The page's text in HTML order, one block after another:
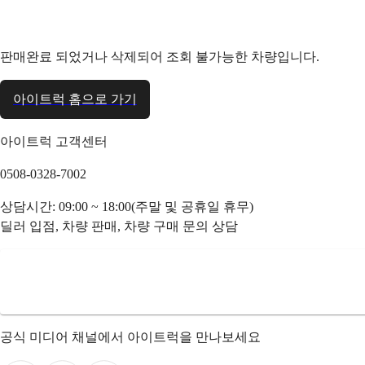
판매완료 되었거나 삭제되어 조회 불가능한 차량입니다.
아이트럭 홈으로 가기
아이트럭 고객센터
0508-0328-7002
상담시간: 09:00 ~ 18:00(주말 및 공휴일 휴무)
딜러 입점, 차량 판매, 차량 구매 문의 상담
공식 미디어 채널에서 아이트럭을 만나보세요